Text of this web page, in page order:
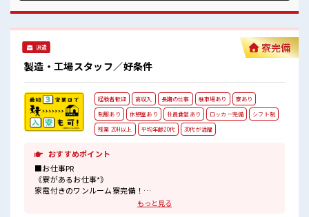
シュできます◎ さらに食堂もあります！ コンビニは職場の目
の前にあるのでらくちん♪ お昼ご飯に困らないですね♪ #ryo
派遣
製造・工場スタッフ／好条件
寮完備
経験者歓迎 高収入 長期の仕事 駐車場あり
寮あり
制服あり
休憩室あり 社員食堂あり ロッカー完備
シフト制
残業 20H以上
平均年齢20代 30代が活躍
おすすめポイント
■お仕事PR
《寮があるお仕事*》
家電付きのワンルーム寮完備！
さらに寮費ほ補助3万円あり！もっと見る